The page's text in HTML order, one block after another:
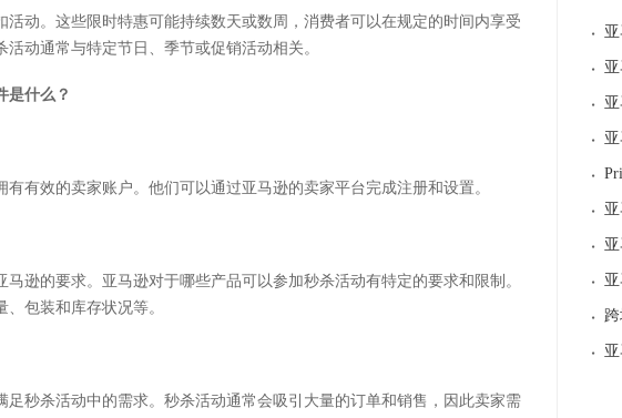
活动。这些限时特惠可能持续数天或数周，消费者可以在规定的时间内享受
动通常与特定节日、季节或促销活动相关。
是什么？
有效的卖家账户。他们可以通过亚马逊的卖家平台完成注册和设置。
逊的要求。亚马逊对于哪些产品可以参加秒杀活动有特定的要求和限制。
包装和库存状况等。
足秒杀活动中的需求。秒杀活动通常会吸引大量的订单和销售，因此卖家需
·
·
·
·
·
·
·
·
·
·